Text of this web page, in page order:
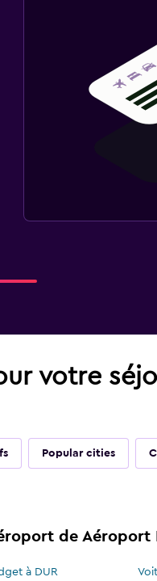
votre
Popular cities
de
à DUR